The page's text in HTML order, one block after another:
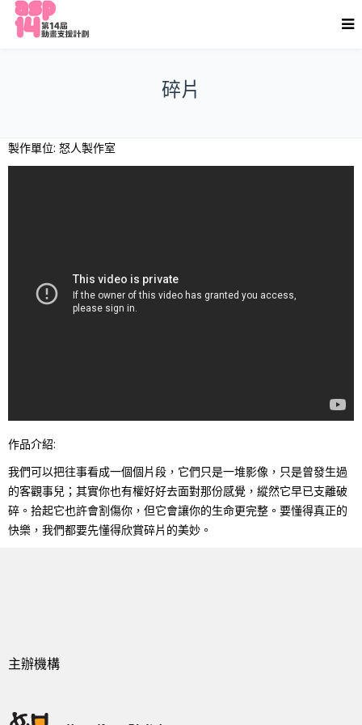
碎片
製作單位: 怒人製作室
作品介紹:
我們可以把往事看成一個個片段，它們只是一堆影像，只是曾發生過
的客觀事兒；其實你也有權好好去面對那份感覺，縱然它早已支離破
碎。拾起它也許會割傷你，但它會讓你的生命更完整。要懂得真正的
快樂，我們都要先懂得欣賞碎片的美妙。
主辦機構